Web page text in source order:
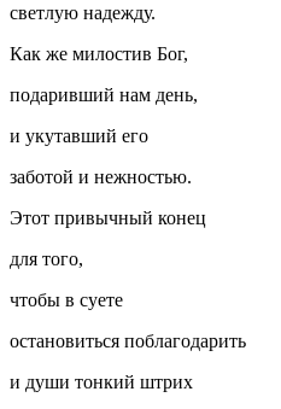
светлую надежду.
Как же милостив Бог,
подаривший нам день,
и укутавший его
заботой и нежностью.
Этот привычный конец
для того,
чтобы в суете
остановиться поблагодарить
и души тонкий штрих